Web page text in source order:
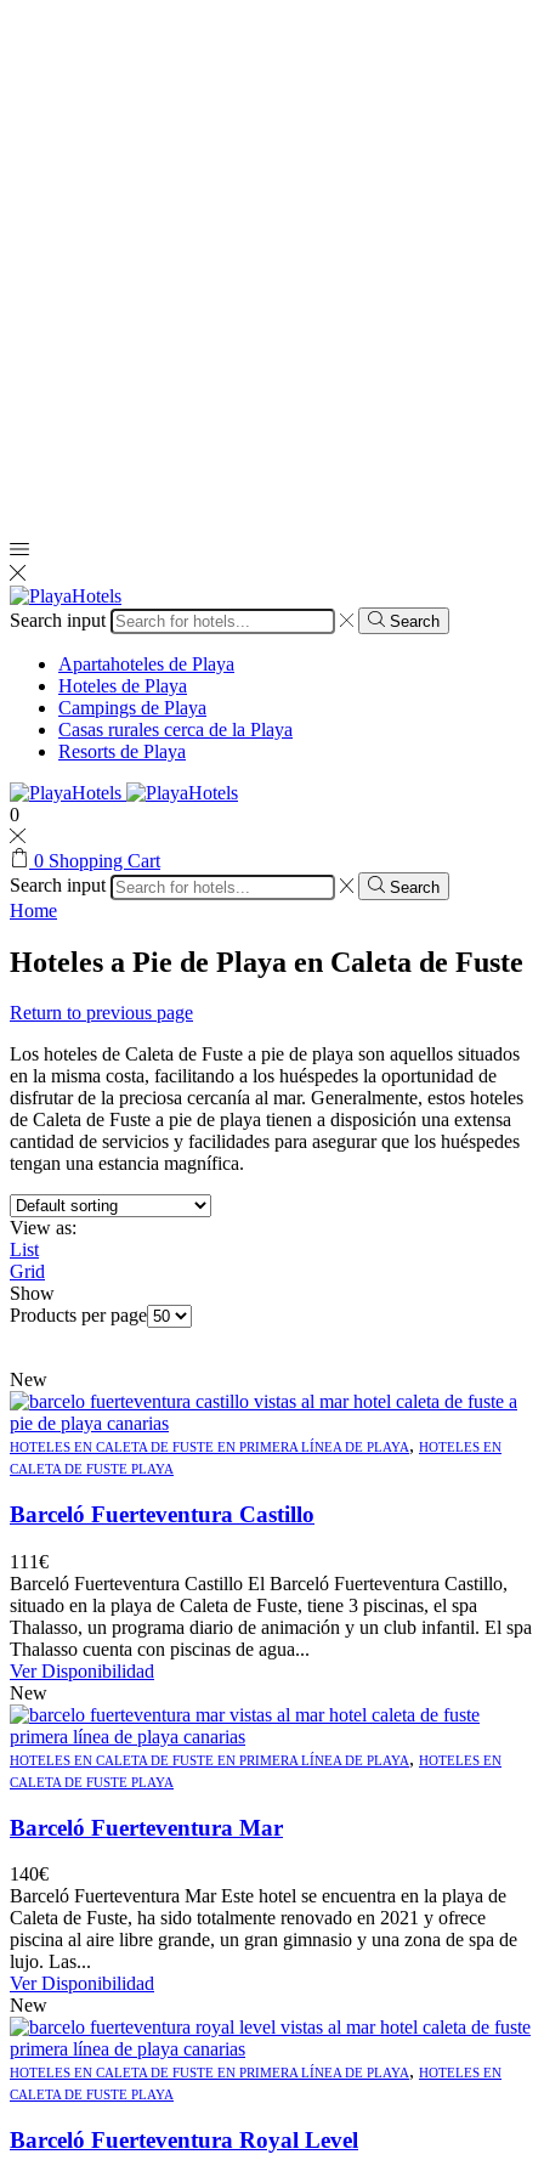
Search input Search
Apartahoteles de Playa
Hoteles de Playa
Campings de Playa
Casas rurales cerca de la Playa
Resorts de Playa
0
0 Shopping Cart
Search input
Search
Home
Hoteles a Pie de Playa en Caleta de Fuste
Return to previous page
Los hoteles de Caleta de Fuste a pie de playa son aquellos situados
en la misma costa, facilitando a los huéspedes la oportunidad de
disfrutar de la preciosa cercanía al mar. Generalmente, estos hoteles
de Caleta de Fuste a pie de playa tienen a disposición una extensa
cantidad de servicios y facilidades para asegurar que los huéspedes
tengan una estancia magnífica.
View as:
List
Grid
Show
Products per page
New
HOTELES EN CALETA DE FUSTE EN PRIMERA LÍNEA DE PLAYA, HOTELES EN
CALETA DE FUSTE PLAYA
Barceló Fuerteventura Castillo
111€
Barceló Fuerteventura Castillo El Barceló Fuerteventura Castillo,
situado en la playa de Caleta de Fuste, tiene 3 piscinas, el spa
Thalasso, un programa diario de animación y un club infantil. El spa
Thalasso cuenta con piscinas de agua...
Ver Disponibilidad
New
HOTELES EN CALETA DE FUSTE EN PRIMERA LÍNEA DE PLAYA, HOTELES EN
CALETA DE FUSTE PLAYA
Barceló Fuerteventura Mar
140€
Barceló Fuerteventura Mar Este hotel se encuentra en la playa de
Caleta de Fuste, ha sido totalmente renovado en 2021 y ofrece
piscina al aire libre grande, un gran gimnasio y una zona de spa de
lujo. Las...
Ver Disponibilidad
New
HOTELES EN CALETA DE FUSTE EN PRIMERA LÍNEA DE PLAYA, HOTELES EN
CALETA DE FUSTE PLAYA
Barceló Fuerteventura Royal Level